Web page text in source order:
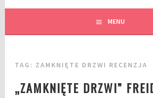
MENU
TAG: ZAMKNIĘTE DRZWI RECENZJA
„ZAMKNIĘTE DRZWI”